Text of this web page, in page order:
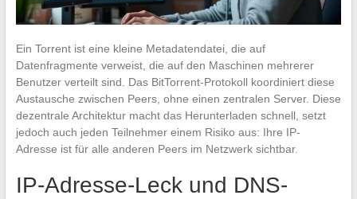
Ein Torrent ist eine kleine Metadatendatei, die auf
Datenfragmente verweist, die auf den Maschinen mehrerer
Benutzer verteilt sind. Das BitTorrent-Protokoll koordiniert diese
Austausche zwischen Peers, ohne einen zentralen Server. Diese
dezentrale Architektur macht das Herunterladen schnell, setzt
jedoch auch jeden Teilnehmer einem Risiko aus: Ihre IP-
Adresse ist für alle anderen Peers im Netzwerk sichtbar.
IP-Adresse-Leck und DNS-